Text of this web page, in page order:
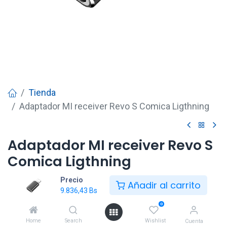
Precio
9.836,43 Bs Añadir al carrito
Home Search
0
Wishlist Cuenta
Tienda
Adaptador MI receiver Revo S Comica Ligthning
Adaptador MI receiver Revo S
Comica Ligthning
9.836,43 Bs
Añadir al carrito